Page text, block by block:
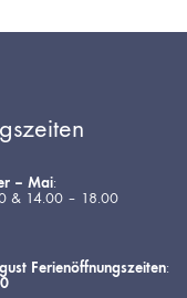
– Mai:
& 14.00 – 18.00
Ferienöffnungszeiten: